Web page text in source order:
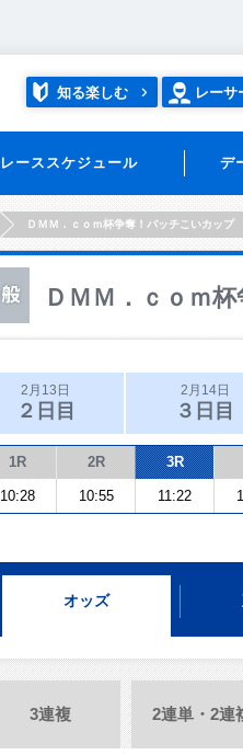
知る楽しむ レーサ
レーススケジュール デ
ＤＭＭ．ｃｏｍ杯争奪！バッチこいカップ
ＤＭＭ．ｃｏｍ
2月13日
２日目
2月14日
３日目
1R 2R 3R
10:28 10:55 11:22
オッズ
3連複 2連単・2連